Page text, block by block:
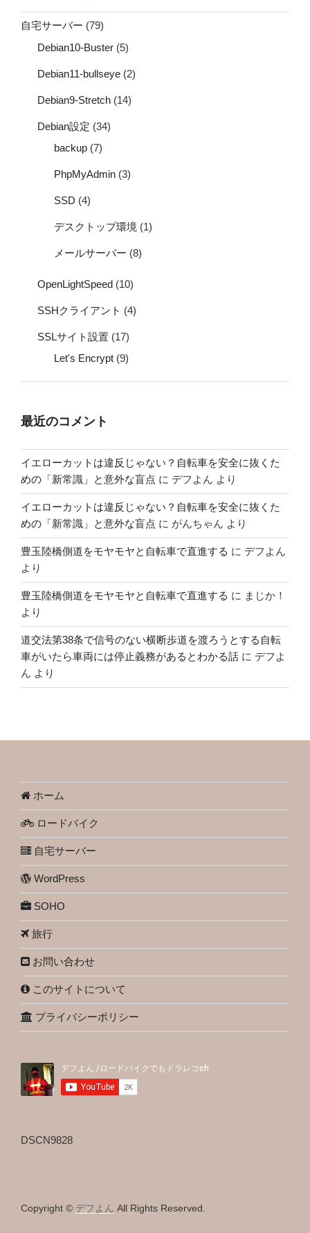
自宅サーバー (79)
Debian10-Buster (5)
Debian11-bullseye (2)
Debian9-Stretch (14)
Debian設定 (34)
backup (7)
PhpMyAdmin (3)
SSD (4)
デスクトップ環境 (1)
メールサーバー (8)
OpenLightSpeed (10)
SSHクライアント (4)
SSLサイト設置 (17)
Let's Encrypt (9)
最近のコメント
イエローカットは違反じゃない？自転車を安全に抜くた
めの「新常識」と意外な盲点 に デフよん より
イエローカットは違反じゃない？自転車を安全に抜くた
めの「新常識」と意外な盲点 に がんちゃん より
豊玉陸橋側道をモヤモヤと自転車で直進する に デフよん
より
豊玉陸橋側道をモヤモヤと自転車で直進する に まじか！
より
道交法第38条で信号のない横断歩道を渡ろうとする自転
車がいたら車両には停止義務があるとわかる話 に デフよ
ん より
ホーム
ロードバイク
自宅サーバー
WordPress
SOHO
旅行
お問い合わせ
このサイトについて
プライバシーポリシー
DSCN9828
Copyright © デフよん All Rights Reserved.